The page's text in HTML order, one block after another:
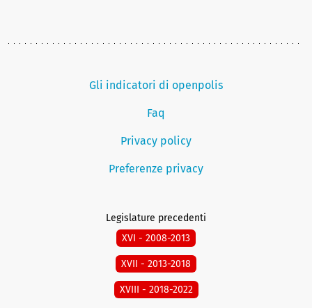
Gli indicatori di openpolis
Faq
Privacy policy
Preferenze privacy
Legislature precedenti
XVI - 2008-2013
XVII - 2013-2018
XVIII - 2018-2022